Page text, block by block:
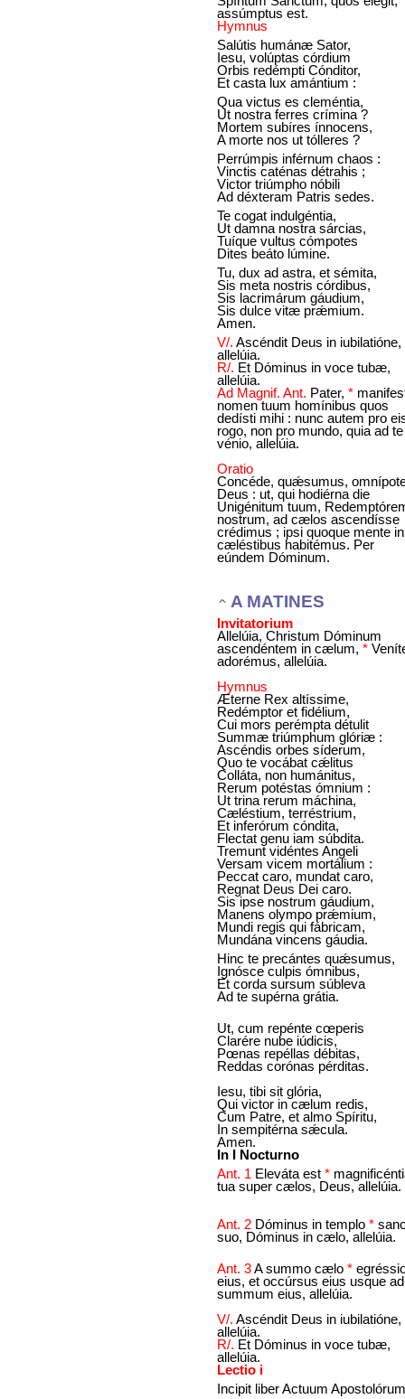
assúmptus est.
Hymnus
Salútis humánæ Sator,
Iesu, volúptas córdium
Orbis redémpti Cónditor,
Et casta lux amántium :
Qua victus es cleméntia,
Ut nostra ferres crímina ?
Mortem subíres ínnocens,
A morte nos ut tólleres ?
Perrúmpis inférnum chaos :
Vinctis caténas détrahis ;
Victor triúmpho nóbili
Ad déxteram Patris sedes.
Te cogat indulgéntia,
Ut damna nostra sárcias,
Tuíque vultus cómpotes
Dites beáto lúmine.
Tu, dux ad astra, et sémita,
Sis meta nostris córdibus,
Sis lacrimárum gáudium,
Sis dulce vitæ prǽmium.
Amen.
V/. Ascéndit Deus in iubilatióne,
allelúia.
R/. Et Dóminus in voce tubæ,
allelúia.
Ad Magnif. Ant. Pater, *
nomen tuum homínibus quos
dedísti mihi : nunc autem pro
rogo, non pro mundo, quia ad te
vénio, allelúia.
Oratio
Concéde, quǽsumus,
Deus : ut, qui hodiérna die
Unigénitum tuum,
nostrum, ad cælos ascendísse
crédimus ; ipsi quoque mente in
cæléstibus habitémus. Per
eúndem Dóminum.
A MATINES
Invitatorium
Allelúia, Christum Dóminum
ascendéntem in cælum, *
adorémus, allelúia.
Hymnus
Æterne Rex altíssime,
Redémptor et fidélium,
Cui mors perémpta détulit
Summæ triúmphum glóriæ :
Ascéndis orbes síderum,
Quo te vocábat cǽlitus
Colláta, non humánitus,
Rerum potéstas ómnium :
Ut trina rerum máchina,
Cæléstium, terréstrium,
Et inferórum cóndita,
Flectat genu iam súbdita.
Tremunt vidéntes Angeli
Versam vicem mortálium :
Peccat caro, mundat caro,
Regnat Deus Dei caro.
Sis ipse nostrum gáudium,
Manens olympo prǽmium,
Mundi regis qui fábricam,
Mundána vincens gáudia.
Hinc te precántes quǽsumus,
Ignósce culpis ómnibus,
Et corda sursum súbleva
Ad te supérna grátia.
Ut, cum repénte cœperis
Clarére nube iúdicis,
Pœnas repéllas débitas,
Reddas corónas pérditas.
Iesu, tibi sit glória,
Qui victor in cælum redis,
Cum Patre, et almo Spíritu,
In sempitérna sǽcula.
Amen.
In I Nocturno
Ant. 1 Eleváta est *
tua super cælos, Deus, allelúia.
Ant. 2 Dóminus in templo *
suo, Dóminus in cælo, allelúia.
Ant. 3A summo cælo *
eius, et occúrsus eius usque ad
summum eius, allelúia.
V/. Ascéndit Deus in iubilatióne,
allelúia.
R/. Et Dóminus in voce tubæ,
allelúia.
Lectio i
Incipit liber Actuum